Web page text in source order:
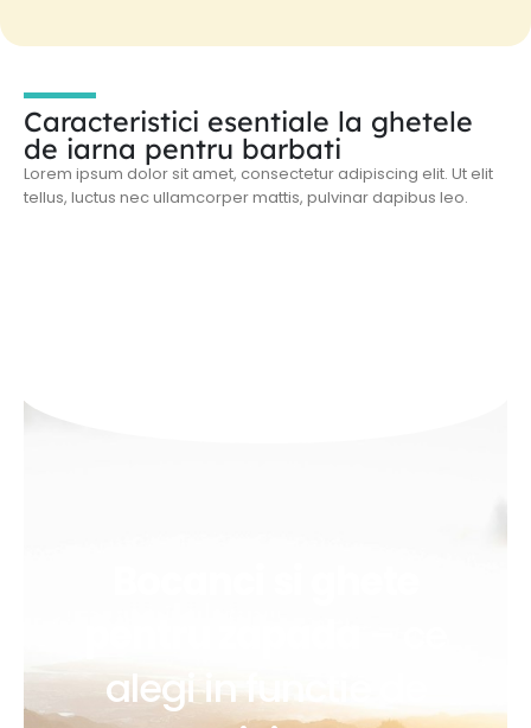
Caracteristici esentiale la ghetele
de iarna pentru barbati
Lorem ipsum dolor sit amet, consectetur adipiscing elit. Ut elit
tellus, luctus nec ullamcorper mattis, pulvinar dapibus leo.
alegi in functie de